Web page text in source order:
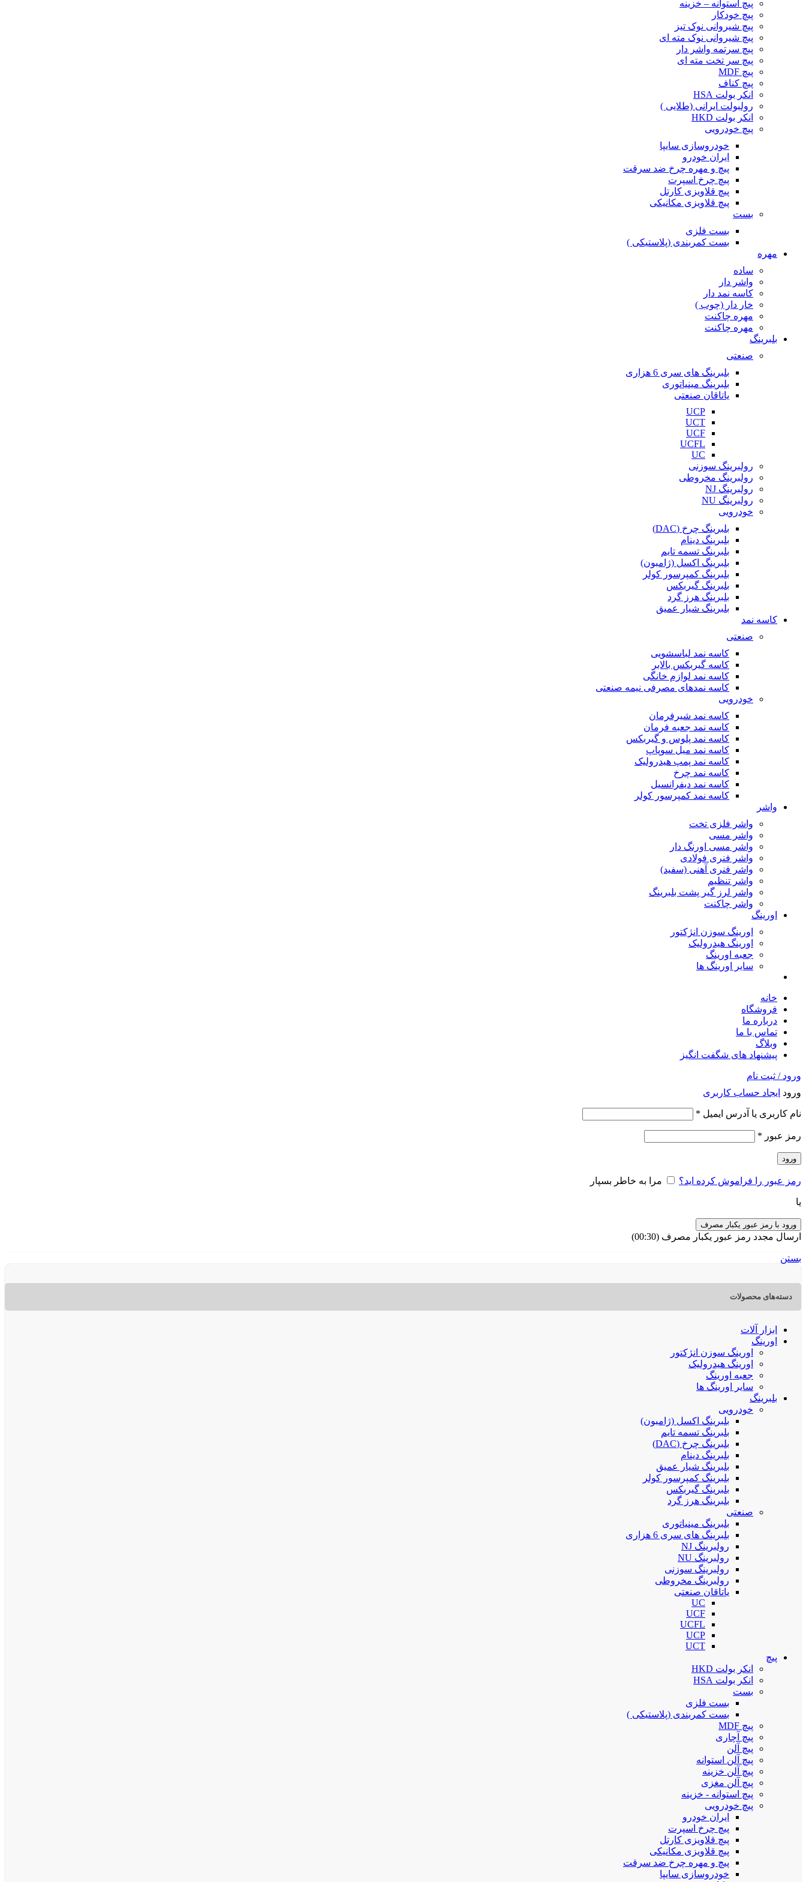
پیچ استوانه – خزینه
پیچ خودکار
پیچ شیروانی نوک تیز
پیچ شیروانی نوک مته ای
پیچ سرتمه واشر دار
پیچ سر تخت مته ای
پیچ MDF
پیچ کناف
انکر بولت HSA
رولبولت ایرانی (طلایی )
انکر بولت HKD
پیچ خودرویی
خودروسازی سایپا
ایران خودرو
پیچ و مهره چرخ ضد سرقت
پیچ چرخ اسپرت
پیچ قلاویزی کارتل
پیچ قلاویزی مکانیکی
بست
بست فلزی
بست کمربندی (پلاستیکی )
مهره
ساده
واشر دار
کاسه نمد دار
خار دار (چوب )
مهره چاکنت
مهره چاکنت
بلبرینگ
صنعتی
بلبرینگ های سری 6 هزاری
بلبرینگ مینیاتوری
یاتاقان صنعتی
UCP
UCT
UCF
UCFL
UC
رولبرینگ سوزنی
رولبرینگ مخروطی
رولبرینگ NJ
رولبرینگ NU
خودرویی
بلبرینگ چرخ (DAC)
بلبرینگ دینام
بلبرینگ تسمه تایم
بلبرینگ اکسل (ژامبون)
بلبرینگ کمپرسور کولر
بلبرینگ گیربکس
بلبرینگ هرز گرد
بلبرینگ شیار عمیق
کاسه نمد
صنعتی
کاسه نمد لباسشویی
کاسه گیربکس بالابر
کاسه نمد لوازم خانگی
کاسه نمدهای مصرفی نیمه صنعتی
خودرویی
کاسه نمد شیرفرمان
کاسه نمد جعبه فرمان
کاسه نمد پلوس و گیربکس
کاسه نمد میل سوپاپ
کاسه نمد پمپ هیدرولیک
کاسه نمد چرخ
کاسه نمد دیفرانسیل
کاسه نمد کمپرسور کولر
واشر
واشر فلزی تخت
واشر مسی
واشر مسی اورنگ دار
واشر فنری فولادی
واشر فنری آهنی (سفید)
واشر تنظیم
واشر لرز گیر پشت بلبرینگ
واشر چاکنت
اورینگ
اورینگ سوزن انژکتور
اورینگ هیدرولیک
جعبه اورینگ
سایر اورینگ ها
خانه
فروشگاه
درباره ما
تماس با ما
وبلاگ
پیشنهاد های شگفت انگیز
ورود / ثبت نام
ورود ایجاد حساب کاربری
نام کاربری یا آدرس ایمیل *
رمز عبور *
ورود
رمز عبور را فراموش کرده اید؟ مرا به خاطر بسپار
یا
ورود با رمز عبور یکبار مصرف
ارسال مجدد رمز عبور یکبار مصرف (00:
30
)
بستن
دسته‌های محصولات
ابزار آلات
اورینگ
اورینگ سوزن انژکتور
اورینگ هیدرولیک
جعبه اورینگ
سایر اورینگ ها
بلبرینگ
خودرویی
بلبرینگ اکسل (ژامبون)
بلبرینگ تسمه تایم
بلبرینگ چرخ (DAC)
بلبرینگ دینام
بلبرینگ شیار عمیق
بلبرینگ کمپرسور کولر
بلبرینگ گیربکس
بلبرینگ هرز گرد
صنعتی
بلبرینگ مینیاتوری
بلبرینگ های سری 6 هزاری
رولبرینگ NJ
رولبرینگ NU
رولبرینگ سوزنی
رولبرینگ مخروطی
یاتاقان صنعتی
UC
UCF
UCFL
UCP
UCT
پیچ
انکر بولت HKD
انکر بولت HSA
بست
بست فلزی
بست کمربندی (پلاستیکی )
پیچ MDF
پیچ آچاری
پیچ آلن
پیچ آلن استوانه
پیچ آلن خزینه
پیچ آلن مغزی
پیچ استوانه - خزینه
پیچ خودرویی
ایران خودرو
پیچ چرخ اسپرت
پیچ قلاویزی کارتل
پیچ قلاویزی مکانیکی
پیچ و مهره چرخ ضد سرقت
خودروسازی سایپا